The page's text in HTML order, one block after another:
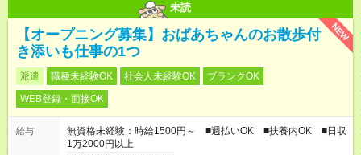
未読
NEW
【オープニング募集】おばあちゃんのお散歩付
き添いも仕事の1つ
派遣 職種未経験OK 社会人未経験OK
ブランクOK
WEB登録・面接OK
給与
無資格未経験：時給1500円～ ■週払いOK ■扶養内OK ■日収
1万2000円以上